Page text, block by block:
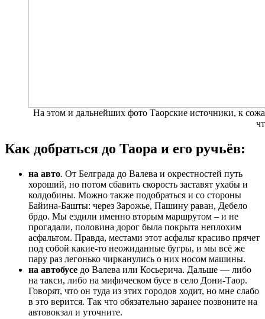
На этом и дальнейших фото Таорские источники, к
Как добраться до Таора и его ручьёв:
на авто. От Белграда до Валева и окрестностей путь
хороший, но потом сбавить скорость заставят ухабы и
колдобины. Можно также подобраться и со стороны
Байина-Башты: через Зарожье, Пашину раван, Дебело
брдо. Мы ездили именно вторым маршрутом – и не
прогадали, половина дорог была покрыта неплохим
асфальтом. Правда, местами этот асфальт красиво прячет
под собой какие-то неожиданные бугры, и мы всё же
пару раз легонько чирканулись о них носом машины.
на автобусе до Валева или Косьерича. Дальше — либо
на такси, либо на мифическом бусе в село Дони-Таор.
Говорят, что он туда из этих городов ходит, но мне слабо
в это верится. Так что обязательно заранее позвоните на
автовокзал и уточните.